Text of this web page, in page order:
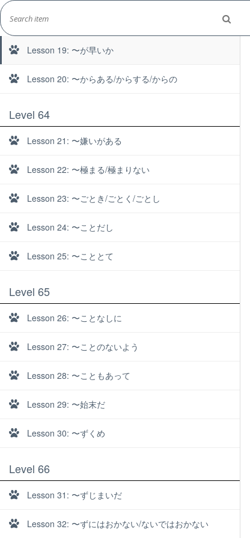
Skip
to
content
Lesson 18: 〜がてら
Lesson 19: 〜が早いか
Lesson 20: 〜からある/からする/からの
Level 64
Lesson 21: 〜嫌いがある
Lesson 22: 〜極まる/極まりない
Lesson 23: 〜ごとき/ごとく/ごとし
Lesson 24: 〜ことだし
Lesson 25: 〜こととて
Level 65
Lesson 26: 〜ことなしに
Lesson 27: 〜ことのないよう
Lesson 28: 〜こともあって
Lesson 29: 〜始末だ
Lesson 30: 〜ずくめ
Level 66
Lesson 31: 〜ずじまいだ
Lesson 32: 〜ずにはおかない/ないではおかない